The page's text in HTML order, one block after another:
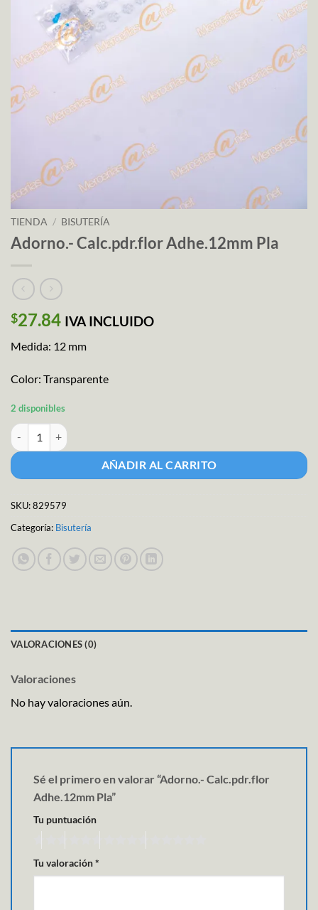
TIENDA / BISUTERÍA
Adorno.- Calc.pdr.flor Adhe.12mm Pla
$27.84 IVA INCLUIDO
Medida: 12 mm
Color: Transparente
2 disponibles
Adorno.- Calc.pdr.flor Adhe.12mm Pla cantidad
AÑADIR AL CARRITO
SKU:829579
Categoría: Bisutería
VALORACIONES (0)
Valoraciones
No hay valoraciones aún.
Sé el primero en valorar “Adorno.- Calc.pdr.flor
Adhe.12mm Pla”
Tu puntuación
Tu valoración*